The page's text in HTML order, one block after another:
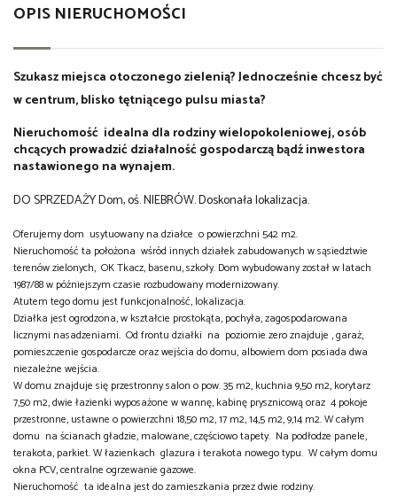
OPIS NIERUCHOMOŚCI
Szukasz miejsca otoczonego zielenią? Jednocześnie chcesz być
w centrum, blisko tętniącego pulsu miasta?
Nieruchomość idealna dla rodziny wielopokoleniowej, osób
chcących prowadzić działalność gospodarczą bądź inwestora
nastawionego na wynajem.
DO SPRZEDAŻY Dom, oś. NIEBRÓW. Doskonała lokalizacja.
Oferujemy dom usytuowany na działce o powierzchni 542 m2.
Nieruchomość ta położona wśród innych działek zabudowanych w sąsiedztwie
terenów zielonych, OK Tkacz, basenu, szkoły. Dom wybudowany został w latach
1987/88 w późniejszym czasie rozbudowany modernizowany.
Atutem tego domu jest funkcjonalność, lokalizacja.
Działka jest ogrodzona, w kształcie prostokąta, pochyła, zagospodarowana
licznymi nasadzeniami. Od frontu działki na poziomie zero znajduje , garaż,
pomieszczenie gospodarcze oraz wejścia do domu, albowiem dom posiada dwa
niezależne wejścia.
W domu znajduje się przestronny salon o pow. 35 m2, kuchnia 9,50 m2, korytarz
7,50 m2, dwie łazienki wyposażone w wannę, kabinę prysznicową oraz 4 pokoje
przestronne, ustawne o powierzchni 18,50 m2, 17 m2, 14,5 m2, 9,14 m2. W całym
domu na ścianach gładzie, malowane, częściowo tapety. Na podłodze panele,
terakota, parkiet. W łazienkach glazura i terakota nowego typu. W całym domu
okna PCV, centralne ogrzewanie gazowe.
Nieruchomość ta idealna jest do zamieszkania przez dwie rodziny.